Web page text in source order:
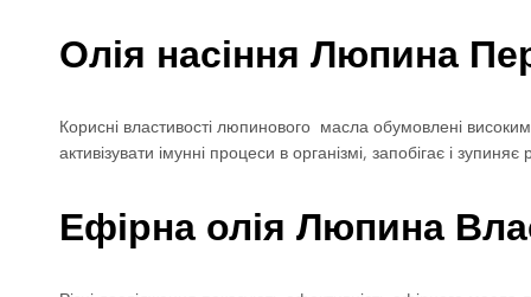
Олія насіння Люпина
Корисні властивості люпинового масла обумовлені
активізувати імунні процеси в організмі, запобігає і
Ефірна олія Люпина